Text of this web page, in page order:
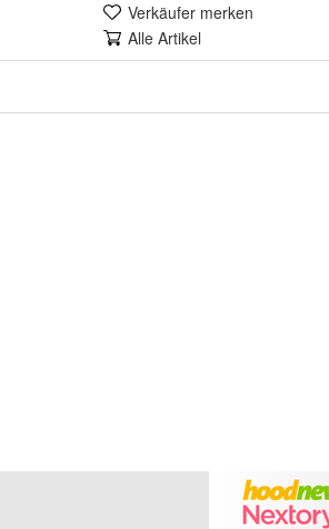
Verkäufer merken
Alle Artikel